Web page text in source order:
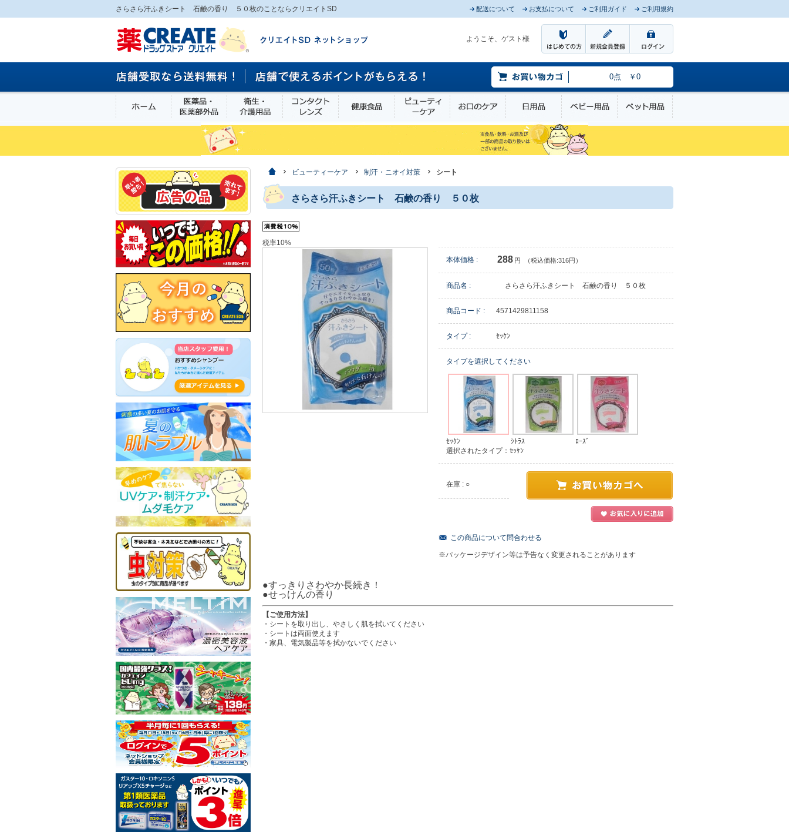
さらさら汗ふきシート 石鹸の香り ５０枚のことならクリエイトSD 配送について お支払について ご利用ガイド ご利用規約
ようこそ、ゲスト様
0点 ￥0
ホーム 医薬品・医薬部外品衛生・介護用品 コンタクトレンズ健康食品 ビューティーケアお口のケア 日用品 ベビー用品 ペット用品
ホームビューティーケア 制汗・ニオイ対策 シート
さらさら汗ふきシート 石鹸の香り ５０枚
税率10%
本体価格 : 288 円 （税込価格:316円）
商品名 : さらさら汗ふきシート 石鹸の香り ５０枚
商品コード : 4571429811158
タイプ : ｾｯｹﾝ
タイプを選択してください
ｾｯｹﾝ ｼﾄﾗｽ
ﾛｰｽﾞ
選択されたタイプ：ｾｯｹﾝ
在庫 : ○
この商品について問合わせる
※パッケージデザイン等は予告なく変更されることがあります
●すっきりさわやか長続き！
●せっけんの香り
【ご使用方法】
・シートを取り出し、やさしく肌を拭いてください
・シートは両面使えます
・家具、電気製品等を拭かないでください